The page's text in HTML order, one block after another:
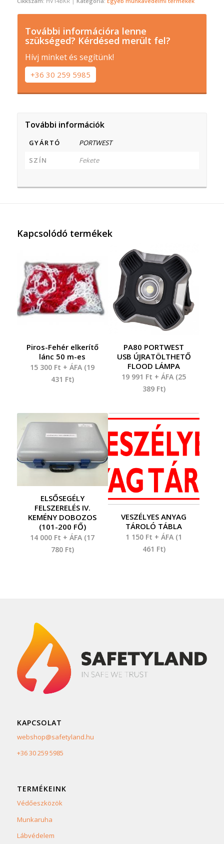
További információra lenne
szükséged? Kérdésed merült fel?
Hívj minket és segítünk!
+36 30 259 5985
További információk
GYÁRTÓ
PORTWEST
SZÍN
Fekete
Kapcsolódó termékek
Piros-Fehér elkerítő
lánc 50 m-es
15 300 Ft + ÁFA (19
431 Ft)
PA80 PORTWEST
USB ÚJRATÖLTHETŐ
FLOOD LÁMPA
19 991 Ft + ÁFA (25
389 Ft)
ELSŐSEGÉLY
FELSZERELÉS IV.
KEMÉNY DOBOZOS
(101-200 FŐ)
14 000 Ft + ÁFA (17
780 Ft)
VESZÉLYES ANYAG
TÁROLÓ TÁBLA
1 150 Ft + ÁFA (1
461 Ft)
KAPCSOLAT
webshop@safetyland.hu
+36 30 259 5985
TERMÉKEINK
Védőeszközök
Munkaruha
Lábvédelem